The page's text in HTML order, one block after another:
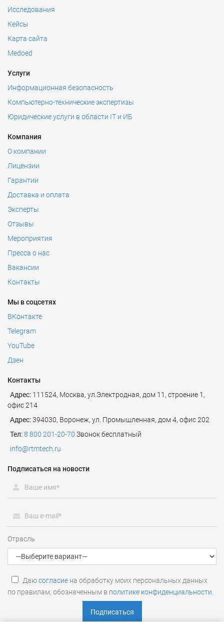
Исследования
Кейсы
Карта сайта
Medoed
Услуги
Информационная безопасность
Компьютерно-технические экспертизы
Юридические услуги в области IT и ИБ
Компания
О компании
Лицензии
Гарантии
Доставка и оплата
Эксперты
Отзывы
Мероприятия
Пресса о нас
Вакансии
Контакты
Мы в соцсетях
ВКонтакте
Telegram
YouTube
Дзен
Контакты
Адрес: 111524, Москва, ул.Электродная, дом 11, строение 1,
офис 214
Адрес:394030, Воронеж, ул. Промышленная, дом 4, офис 202
Тел:8 800 201-20-70 Звонок бесплатный
info@rtmtech.ru
Подписаться на новости
Отрасль
Даюсогласие на обработку моих персональных данных
по правилам, обозначенным в политике конфиденциальности